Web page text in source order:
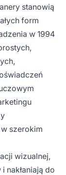
stanowią
form
w 1994
szerokim
wizualnej,
nakłaniają do